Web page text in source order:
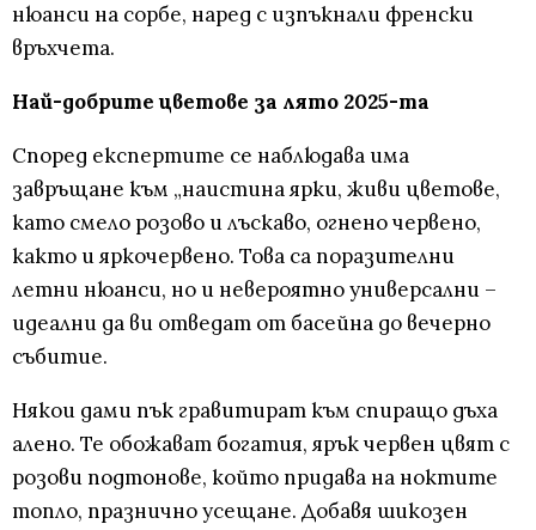
нюанси на сорбе, наред с изпъкнали френски
връхчета.
Най-добрите цветове за лято 2025-та
Според експертите се наблюдава има
завръщане към „наистина ярки, живи цветове,
като смело розово и лъскаво, огнено червено,
както и яркочервено. Това са поразителни
летни нюанси, но и невероятно универсални –
идеални да ви отведат от басейна до вечерно
събитие.
Някои дами пък гравитират към спиращо дъха
алено. Те обожават богатия, ярък червен цвят с
розови подтонове, който придава на ноктите
топло, празнично усещане. Добавя шикозен